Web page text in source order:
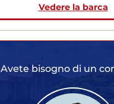
Vedere la barca
Avete bisogno di un